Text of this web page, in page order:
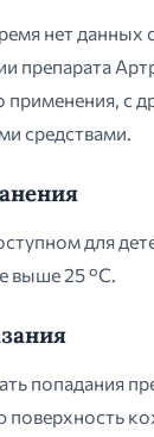
нет данных
препарата
применения, с
средствами.
для
выше 25 °С.
попадания